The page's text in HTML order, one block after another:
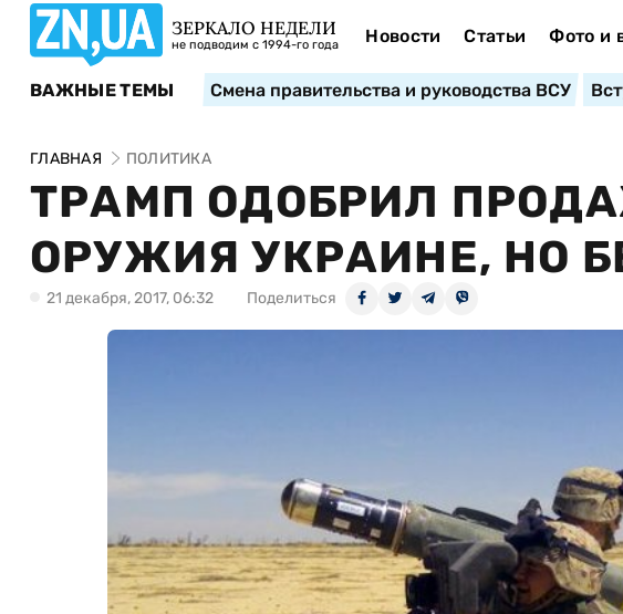
ЗЕРКАЛО НЕДЕЛИ
не подводим с 1994-го года Новости Статьи Фото и
ВАЖНЫЕ ТЕМЫ Смена правительства и руководства ВСУ
ГЛАВНАЯ ПОЛИТИКА
ТРАМП ОДОБРИЛ
ОРУЖИЯ УКРАИНЕ, НО
21 декабря, 2017, 06:32 Поделиться